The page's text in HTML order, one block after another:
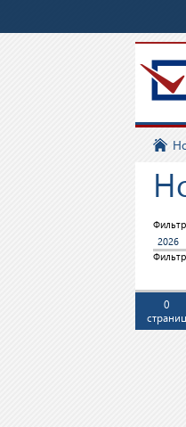
2026
0
страниц